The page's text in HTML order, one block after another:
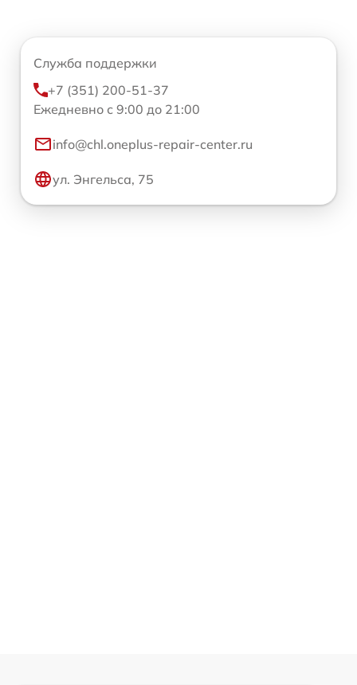
Служба поддержки
+7 (351) 200-51-37
Ежедневно с 9:00 до 21:00
info@chl.oneplus-repair-center.ru
ул. Энгельса, 75